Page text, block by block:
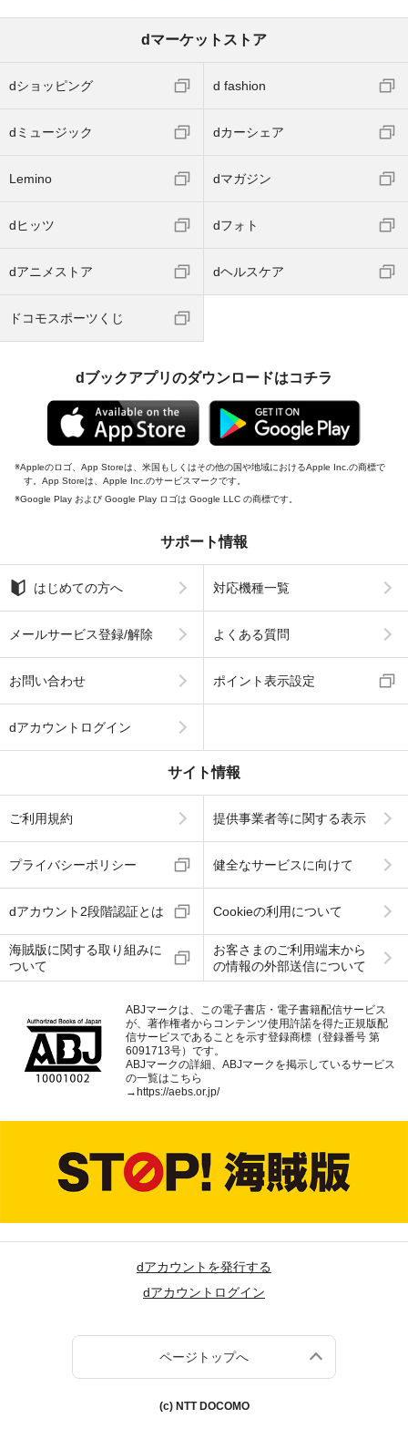
dマーケットストア
dショッピング d fashion
dミュージック dカーシェア
Lemino dマガジン
dヒッツ dフォト
dアニメストア dヘルスケア
ドコモスポーツくじ
dブックアプリのダウンロードはコチラ
Appleのロゴ、App Storeは、米国もしくはその他の国や地域におけるApple Inc.の商標で
す。App Storeは、Apple Inc.のサービスマークです。
Google Play および Google Play ロゴは Google LLC の商標です。
サポート情報
はじめての方へ 対応機種一覧
メールサービス登録/解除 よくある質問
お問い合わせ ポイント表示設定
dアカウントログイン
サイト情報
ご利用規約 提供事業者等に関する表示
プライバシーポリシー 健全なサービスに向けて
dアカウント2段階認証とは Cookieの利用について
海賊版に関する取り組みに
ついて
お客さまのご利用端末から
の情報の外部送信について
ABJマークは、この電子書店・電子書籍配信サービス
が、著作権者からコンテンツ使用許諾を得た正規版配
信サービスであることを示す登録商標（登録番号 第
6091713号）です。
ABJマークの詳細、ABJマークを掲示しているサービス
の一覧はこちら
→https://aebs.or.jp/
dアカウントを発行する
dアカウントログイン
ページトップへ
(c) NTT DOCOMO